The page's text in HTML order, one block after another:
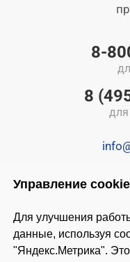
Управление cookie
Для улучшения
данные, используя
"Яндекс.Метрика". Это
8-
8